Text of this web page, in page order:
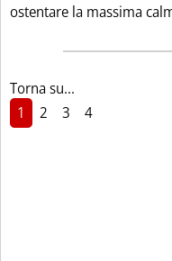
ostentare la massima
Torna su...
1
2 3 4